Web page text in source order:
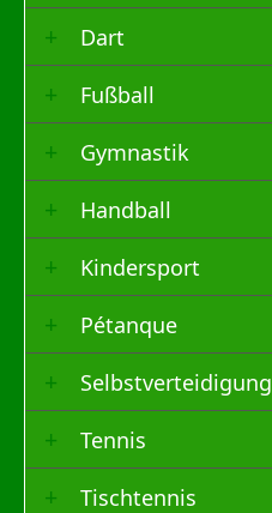
Dart
Fußball
Gymnastik
Handball
Kindersport
Pétanque
Selbstverteidigung
Tennis
Tischtennis